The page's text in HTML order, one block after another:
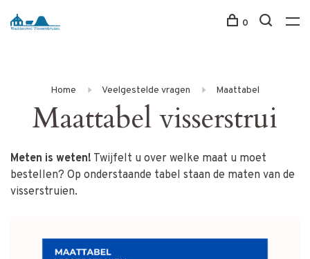
0
Home Veelgestelde vragen Maattabel
Maattabel visserstrui
Meten is weten! Twijfelt u over welke maat u moet
bestellen? Op onderstaande tabel staan de maten van de
visserstruien.